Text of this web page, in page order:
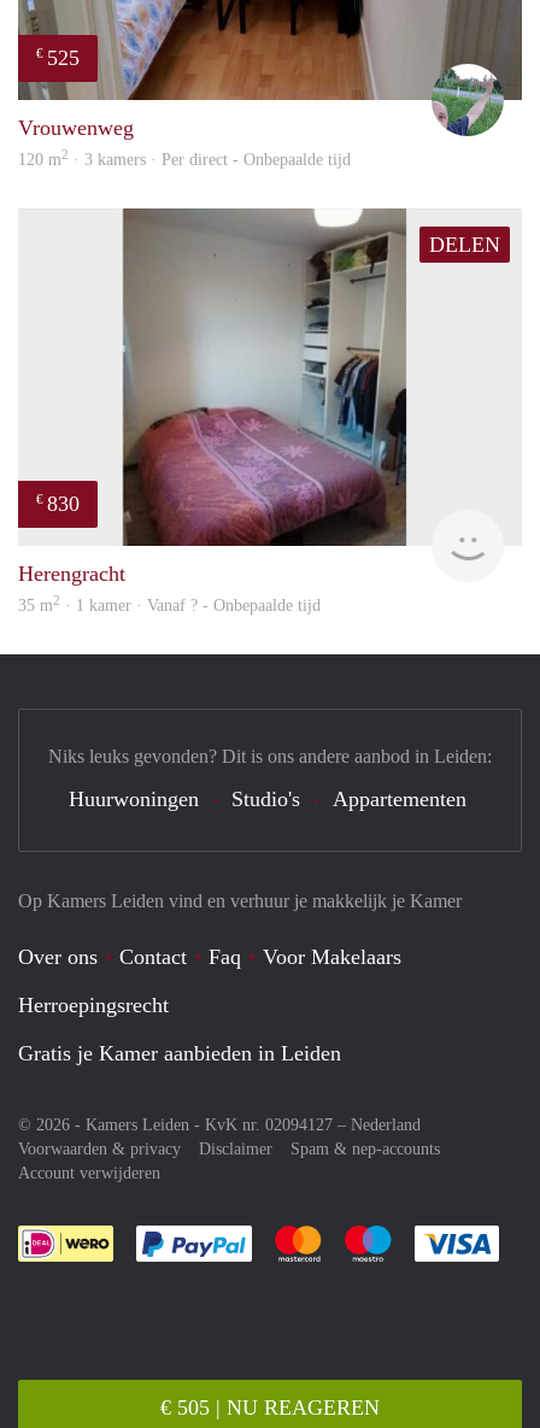
€ 505 | NU REAGEREN
€ 525
Vrouwenweg
120 m2 · 3 kamers · Per direct - Onbepaalde tijd
DELEN
€ 830
Herengracht
35 m2 · 1 kamer · Vanaf ? - Onbepaalde tijd
Op Kamers Leiden vind en verhuur je makkelijk je Kamer
Over ons Contact Faq
Voor Makelaars
Herroepingsrecht
Gratis je Kamer aanbieden in Leiden
© 2026 - Kamers Leiden - KvK nr. 02094127 – Nederland
Voorwaarden & privacy
Disclaimer
Spam & nep-accounts
Account verwijderen
Je rekent gemakkelijk af met Paypal
Je rekent gemakkelijk af met
Je rekent
Niks leuks gevonden? Dit is ons andere aanbod in Leiden:
Huurwoningen Studio's Appartementen